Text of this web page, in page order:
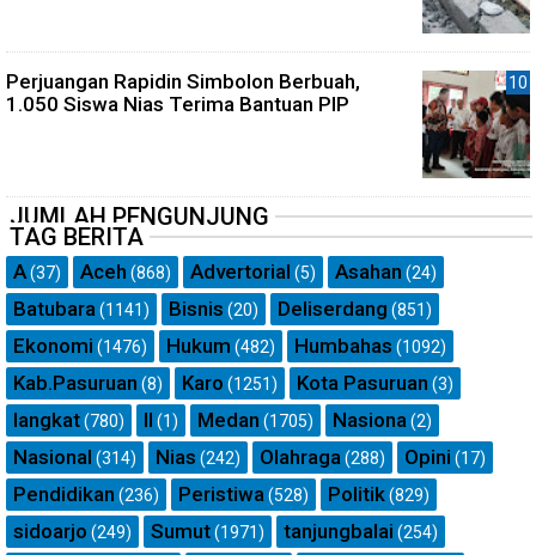
Perjuangan Rapidin Simbolon Berbuah,
1.050 Siswa Nias Terima Bantuan PIP
JUMLAH PENGUNJUNG
TAG BERITA
A(37) Aceh (868) Advertorial (5) Asahan (24)
Batubara(1141) Bisnis (20) Deliserdang (851)
Ekonomi (1476) Hukum (482) Humbahas (1092)
Kab.Pasuruan (8) Karo (1251) Kota Pasuruan (3)
langkat(780) ll (1) Medan (1705) Nasiona(2)
Nasional (314) Nias (242) Olahraga(288) Opini (17)
Pendidikan (236) Peristiwa(528) Politik(829)
sidoarjo (249) Sumut(1971) tanjungbalai (254)